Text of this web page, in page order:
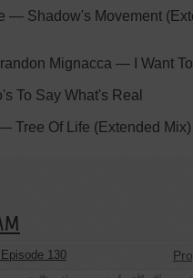
— Shadow's Movement
Mignacca — I Want
To Say What's Real
Tree Of Life (Extended Mix)
130